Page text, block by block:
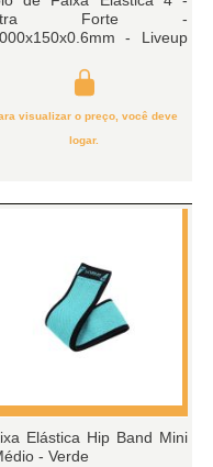
Forte -
- Liveup
visualizar o preço, você deve
logar.
Elástica Hip Band Mini
- Verde